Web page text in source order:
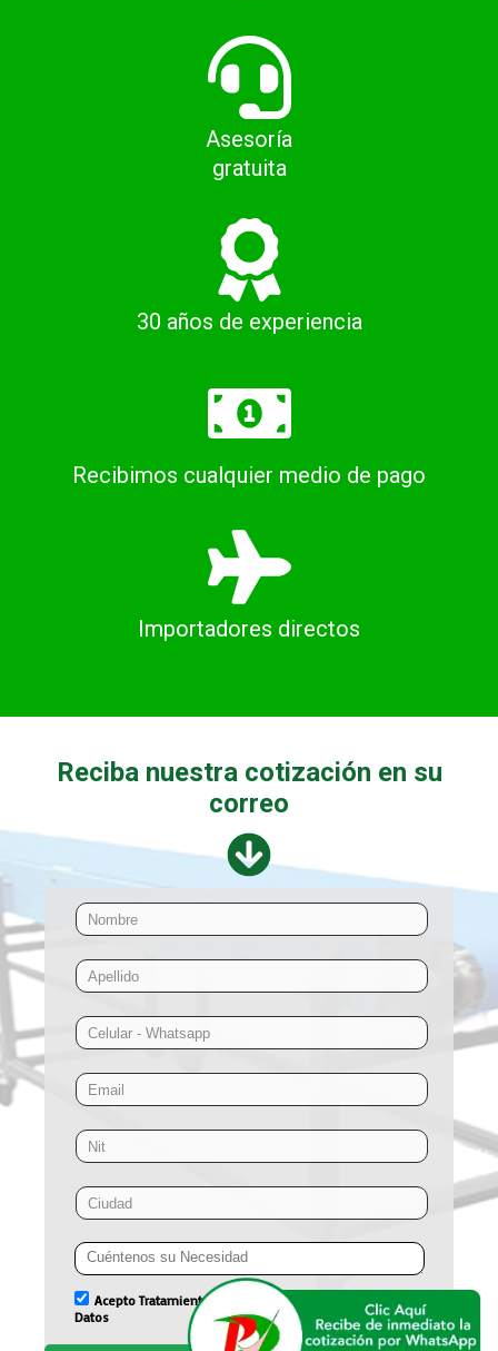
Asesoría
gratuita
30 años de experiencia
Recibimos cualquier medio de pago
Importadores directos
Reciba nuestra cotización en su
correo